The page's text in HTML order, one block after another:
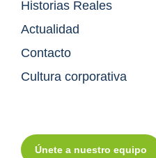
Historias Reales
Actualidad
Contacto
Cultura corporativa
Únete a nuestro equipo